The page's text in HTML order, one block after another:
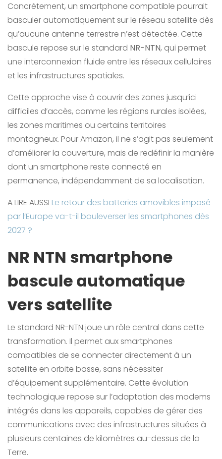
Concrètement, un smartphone compatible pourrait
basculer automatiquement sur le réseau satellite dès
qu’aucune antenne terrestre n’est détectée. Cette
bascule repose sur le standard NR-NTN, qui permet
une interconnexion fluide entre les réseaux cellulaires
et les infrastructures spatiales.
Cette approche vise à couvrir des zones jusqu’ici
difficiles d’accès, comme les régions rurales isolées,
les zones maritimes ou certains territoires
montagneux. Pour Amazon, il ne s’agit pas seulement
d’améliorer la couverture, mais de redéfinir la manière
dont un smartphone reste connecté en
permanence, indépendamment de sa localisation.
A LIRE AUSSI Le retour des batteries amovibles imposé
par l’Europe va-t-il bouleverser les smartphones dès
2027 ?
NR NTN smartphone
bascule automatique
vers satellite
Le standard NR-NTN joue un rôle central dans cette
transformation. Il permet aux smartphones
compatibles de se connecter directement à un
satellite en orbite basse, sans nécessiter
d’équipement supplémentaire. Cette évolution
technologique repose sur l’adaptation des modems
intégrés dans les appareils, capables de gérer des
communications avec des infrastructures situées à
plusieurs centaines de kilomètres au-dessus de la
Terre.